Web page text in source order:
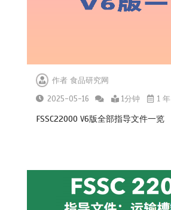
作者食品研究网
2025-05-16
1分钟 1 年
FSSC22000 V6版全部指导文件一览